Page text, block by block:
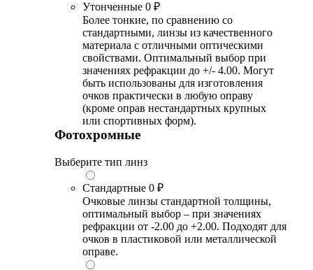
Утонченные 0 ₽
Более тонкие, по сравнению со
стандартными, линзы из качественного
материала с отличными оптическими
свойствами. Оптимальный выбор при
значениях рефракции до +/- 4.00. Могут
быть использованы для изготовления
очков практически в любую оправу
(кроме оправ нестандартных крупных
или спортивных форм).
Фотохромные
Выберите тип линз
Стандартные 0 ₽
Очковые линзы стандартной толщины,
оптимальный выбор – при значениях
рефракции от -2.00 до +2.00. Подходят для
очков в пластиковой или металлической
оправе.